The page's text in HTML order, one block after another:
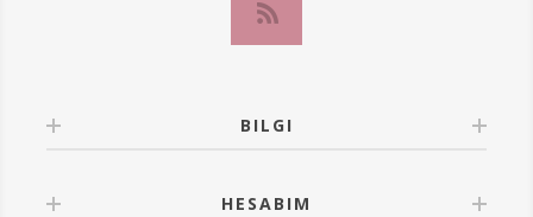
BILGI
HESABIM